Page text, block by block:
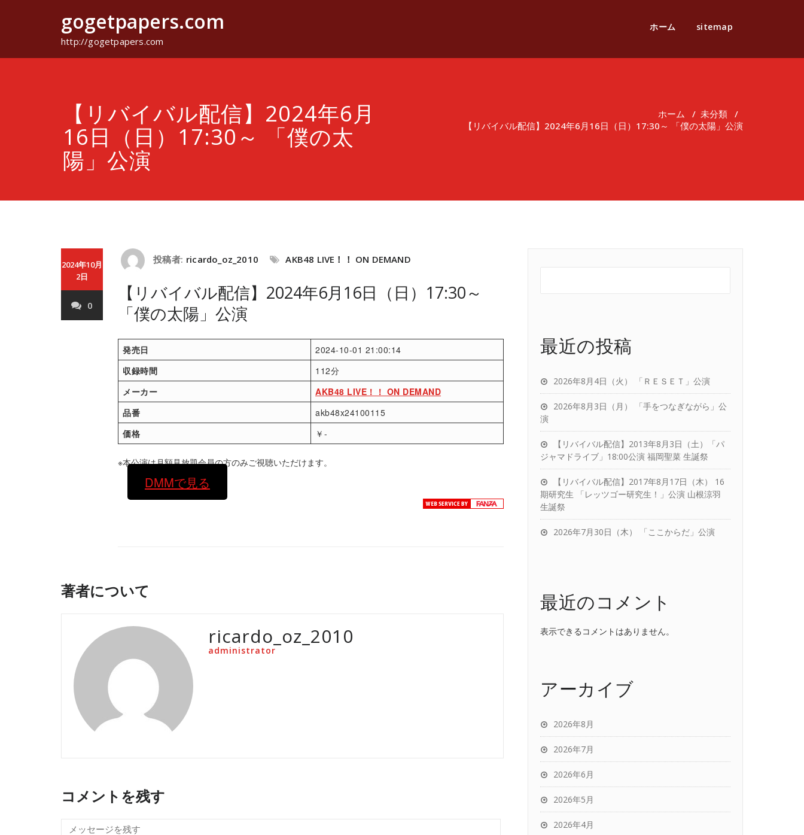
gogetpapers.com
http://gogetpapers.com
ホーム sitemap
【リバイバル配信】2024年6月
16日（日）17:30～ 「僕の太
陽」公演
ホーム / 未分類 /
【リバイバル配信】2024年6月16日（日）17:30～ 「僕の太陽」公演
2024年10月
2日
0
投稿者: ricardo_oz_2010 AKB48 LIVE！！ ON DEMAND
【リバイバル配信】2024年6月16日（日）17:30～
「僕の太陽」公演
発売日
2024-10-01 21:00:14
収録時間
112分
メーカー
AKB48 LIVE！！ ON DEMAND
品番
akb48x24100115
価格
￥-
※本公演は月額見放題会員の方のみご視聴いただけます。
DMMで見る
著者について
ricardo_oz_2010
administrator
コメントを残す
最近の投稿
2026年8月4日（火） 「ＲＥＳＥＴ」公演
2026年8月3日（月） 「手をつなぎながら」公
演
【リバイバル配信】2013年8月3日（土）「パ
ジャマドライブ」18:00公演 福岡聖菜 生誕祭
【リバイバル配信】2017年8月17日（木） 16
期研究生 「レッツゴー研究生！」公演 山根涼羽
生誕祭
2026年7月30日（木） 「ここからだ」公演
最近のコメント
表示できるコメントはありません。
アーカイブ
2026年8月
2026年7月
2026年6月
2026年5月
2026年4月